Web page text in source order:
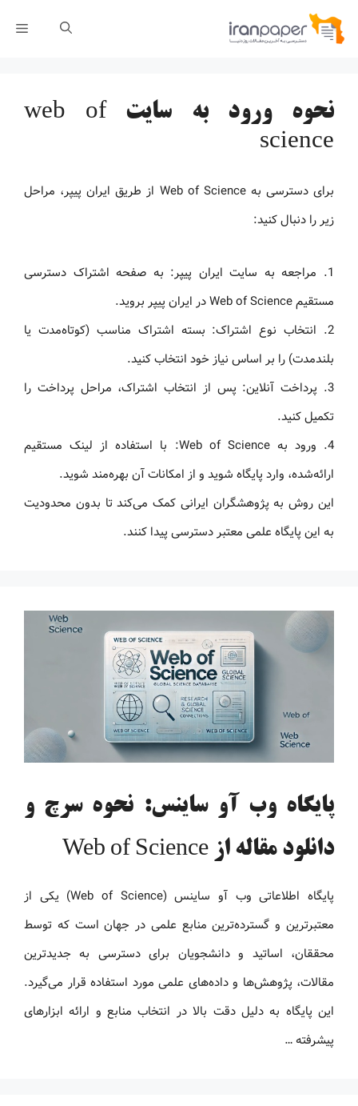
پرش
نحوه ورود به سایت web of
science
برای دسترسی به Web of Science از طریق ایران پیپر، مراحل
زیر را دنبال کنید:
1. مراجعه به سایت ایران پیپر: به صفحه اشتراک دسترسی
مستقیم Web of Science در ایران پیپر بروید.
2. انتخاب نوع اشتراک: بسته اشتراک مناسب (کوتاه‌مدت یا
بلندمدت) را بر اساس نیاز خود انتخاب کنید.
3. پرداخت آنلاین: پس از انتخاب اشتراک، مراحل پرداخت را
تکمیل کنید.
4. ورود به Web of Science: با استفاده از لینک مستقیم
ارائه‌شده، وارد پایگاه شوید و از امکانات آن بهره‌مند شوید.
این روش به پژوهشگران ایرانی کمک می‌کند تا بدون محدودیت
به این پایگاه علمی معتبر دسترسی پیدا کنند.
پایگاه وب آو ساینس: نحوه سرچ و
دانلود مقاله از Web of Science
پایگاه اطلاعاتی وب آو ساینس (Web of Science) یکی از
معتبرترین و گسترده‌ترین منابع علمی در جهان است که توسط
محققان، اساتید و دانشجویان برای دسترسی به جدیدترین
مقالات، پژوهش‌ها و داده‌های علمی مورد استفاده قرار می‌گیرد.
این پایگاه به دلیل دقت بالا در انتخاب منابع و ارائه ابزارهای
پیشرفته …